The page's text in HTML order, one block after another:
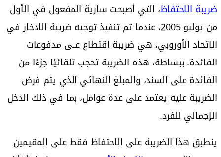
ضريبة الاحتفاظ، التي أصبحت سارية المفعول في الأول
من يوليو 2005، عندما تم تنفيذ توجيه ضريبة الادخار في
الاتحاد الأوروبي، هي ضريبة اقتطاع على مدفوعات
الفائدة. ببساطة، هذه الضريبة تحجب تلقائيًا جزءًا من
الفائدة على السند، والمبلغ النهائي الذي يتم فرض
الضريبة عليه يعتمد على عدة عوامل، بما في ذلك الدخل
الإجمالي للفرد.
ينطبق هذا الضريبة على الاحتفاظ فقط على المقيمين